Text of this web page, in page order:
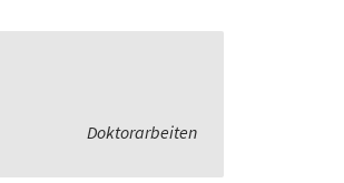
Doktorarbeiten